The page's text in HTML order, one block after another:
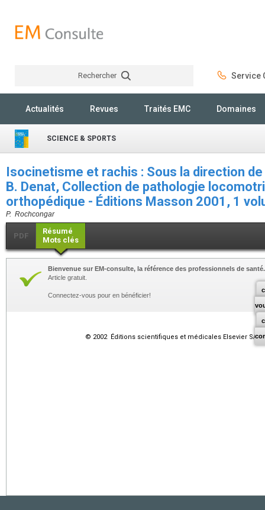
Rechercher Service
Actualités Revues Traités EMC Domaines
SCIENCE & SPORTS
Isocinetisme et rachis : Sous la direction de
B. Denat, Collection de pathologie
orthopédique - Éditions Masson 2001, 1
P. Rochcongar
PDF
Résumé
Mots clés
Bienvenue sur EM-consulte, la référence des professionnels de santé.
Article gratuit.
Connectez-vous pour en bénéficier!
© 2002 Éditions scientifiques et médicales Elsevier SAS.